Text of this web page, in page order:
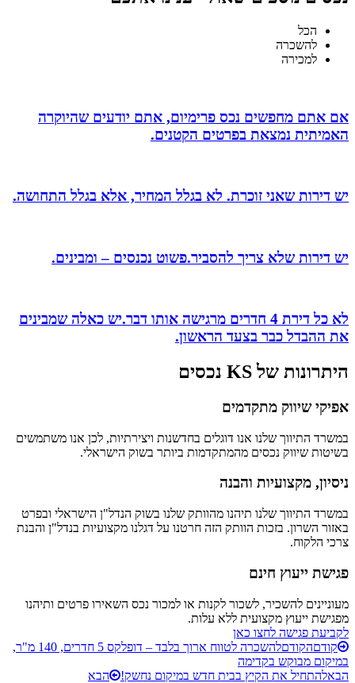
הכל
להשכרה
למכירה
אם אתם מחפשים נכס פרימיום, אתם יודעים שהיוקרה
האמיתית נמצאת בפרטים הקטנים.
יש דירות שאני זוכרת. לא בגלל המחיר, אלא בגלל התחושה.
יש דירות שלא צריך להסביר.פשוט נכנסים – ומבינים.
לא כל דירת 4 חדרים מרגישה אותו דבר.יש כאלה שמבינים
את ההבדל כבר בצעד הראשון.
היתרונות של KS נכסים
אפיקי שיווק מתקדמים
במשרד התיווך שלנו אנו דוגלים בחדשנות ויצירתיות, לכן אנו משתמשים
בשיטות שיווק נכסים מהמתקדמות ביותר בשוק הישראלי.
ניסיון, מקצועיות והבנה
במשרד התיווך שלנו תיהנו מהוותק שלנו בשוק הנדל"ן הישראלי ובפרט
באזור השרון. בזכות הוותק הזה חרטנו על דגלנו מקצועיות בנדל"ן והבנת
צרכי הלקוח.
פגישת ייעוץ חינם
מעוניינים להשכיר, לשכור לקנות או למכור נכס השאירו פרטים ותיהנו
מפגישת ייעוץ מקצועית ללא עלות.
לקביעת פגישה לחצו כאן
קודםהקודם
להשכרה לטווח ארוך בלבד – דופלקס 5 חדרים, 140 מ"ר,
במיקום מבוקש בקדימה
הבאלהתחיל את הקיץ בבית חדש במיקום נחשק! הבא